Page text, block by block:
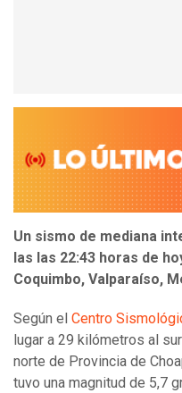
Un sismo de mediana
las las 22:43 horas de
Coquimbo, Valparaíso,
Según el Centro
lugar a 29 kilómetros al
norte de Provincia de
tuvo una magnitud de 5,7